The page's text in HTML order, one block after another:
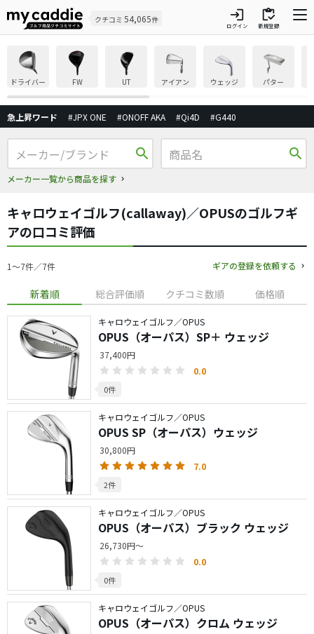
クチコミ 54,065件 login
ログイン
inventory
新規登録
ドライバー FW UT アイアン ウェッジ パター
急上昇ワード #JPX ONE #ONOFF AKA #Qi4D #G440
search
メーカー一覧から商品を探す
search
キャロウェイゴルフ(callaway)／OPUSのゴルフギ
アの口コミ評価
1〜7件／7件 ギアの登録を依頼する
新着順 総合評価順 クチコミ数順 価格順
キャロウェイゴルフ／OPUS
OPUS（オーパス）SP＋ ウェッジ
37,400円
0.0
0件
キャロウェイゴルフ／OPUS
OPUS SP（オーパス）ウェッジ
30,800円
7.0
2件
キャロウェイゴルフ／OPUS
OPUS（オーパス）ブラック ウェッジ
26,730円～
0.0
0件
キャロウェイゴルフ／OPUS
OPUS（オーパス）クロム ウェッジ